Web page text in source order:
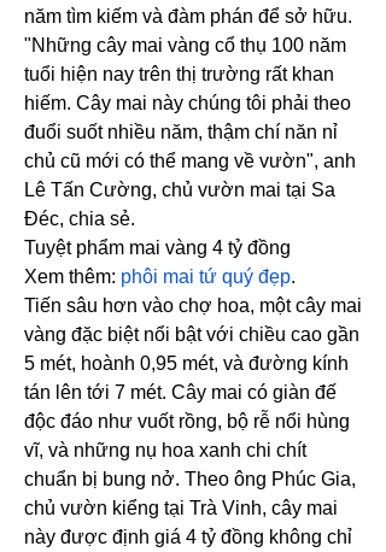
năm tìm kiếm và đàm phán để sở hữu.
"Những cây mai vàng cổ thụ 100 năm
tuổi hiện nay trên thị trường rất khan
hiếm. Cây mai này chúng tôi phải theo
đuổi suốt nhiều năm, thậm chí năn nỉ
chủ cũ mới có thể mang về vườn", anh
Lê Tấn Cường, chủ vườn mai tại Sa
Đéc, chia sẻ.
Tuyệt phẩm mai vàng 4 tỷ đồng
Xem thêm: phôi mai tứ quý đẹp.
Tiến sâu hơn vào chợ hoa, một cây mai
vàng đặc biệt nổi bật với chiều cao gần
5 mét, hoành 0,95 mét, và đường kính
tán lên tới 7 mét. Cây mai có giàn đế
độc đáo như vuốt rồng, bộ rễ nổi hùng
vĩ, và những nụ hoa xanh chi chít
chuẩn bị bung nở. Theo ông Phúc Gia,
chủ vườn kiểng tại Trà Vinh, cây mai
này được định giá 4 tỷ đồng không chỉ